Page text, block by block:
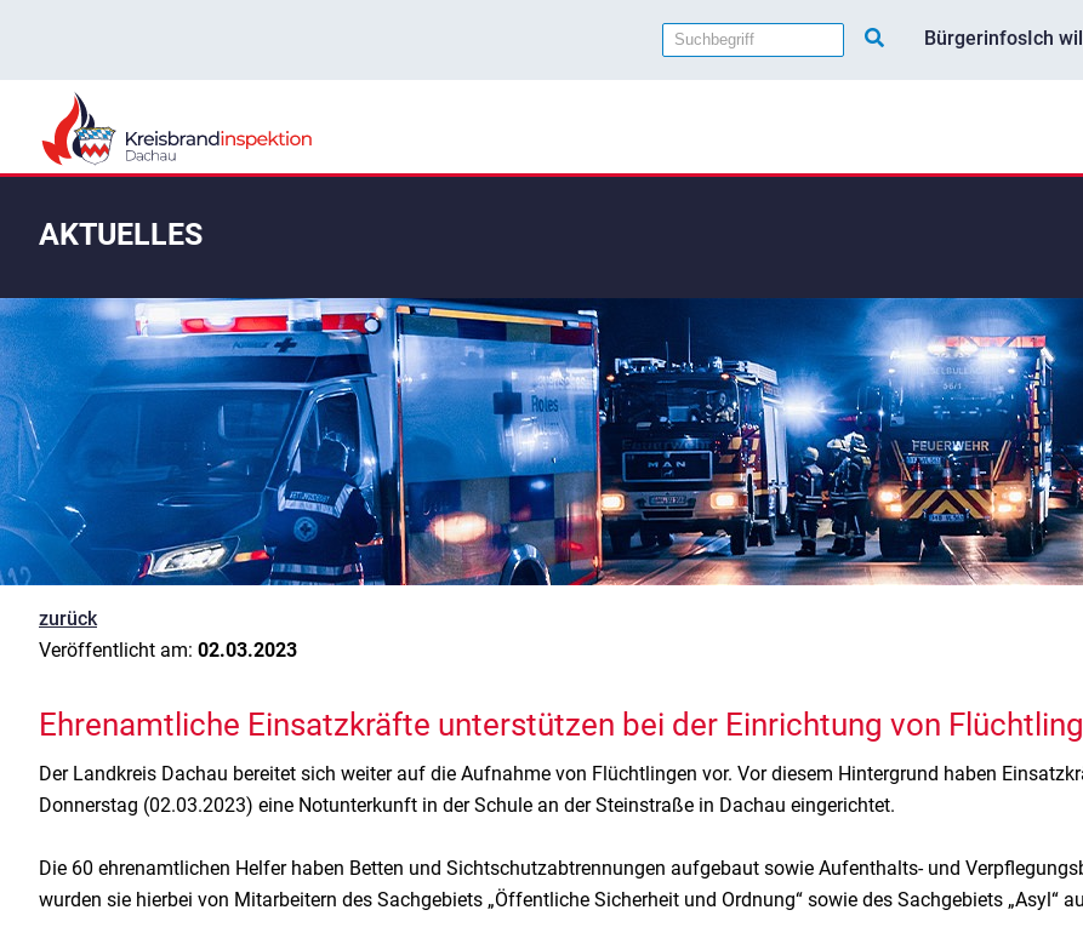
BürgerinfosIch
AKTUELLES
zurück
Veröffentlicht am: 02.03.2023
Ehrenamtliche Einsatzkräfte unterstützen bei der Einrichtung von
Der Landkreis Dachau bereitet sich weiter auf die Aufnahme von Flüchtlingen vor. Vor diesem Hintergrund haben
Donnerstag (02.03.2023) eine Notunterkunft in der Schule an der Steinstraße in Dachau eingerichtet.
Die 60 ehrenamtlichen Helfer haben Betten und Sichtschutzabtrennungen aufgebaut sowie Aufenthalts- und
wurden sie hierbei von Mitarbeitern des Sachgebiets „Öffentliche Sicherheit und Ordnung“ sowie des Sachgebiets „Asyl“